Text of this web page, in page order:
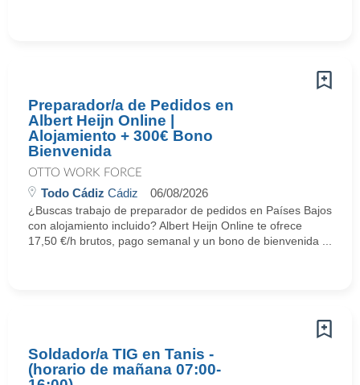
Preparador/a de Pedidos en
Albert Heijn Online |
Alojamiento + 300€ Bono
Bienvenida
OTTO WORK FORCE
Todo Cádiz Cádiz 06/08/2026
¿Buscas trabajo de preparador de pedidos en Países Bajos
con alojamiento incluido? Albert Heijn Online te ofrece
17,50 €/h brutos, pago semanal y un bono de bienvenida ...
Soldador/a TIG en Tanis -
(horario de mañana 07:00-